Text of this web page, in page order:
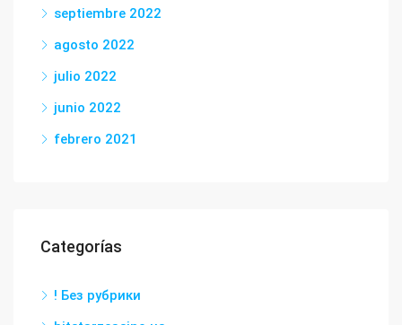
septiembre 2022
agosto 2022
julio 2022
junio 2022
febrero 2021
Categorías
! Без рубрики